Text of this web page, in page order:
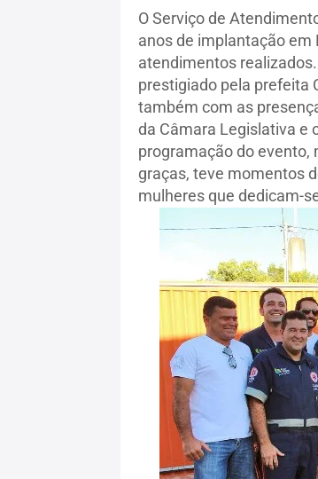
O Serviço de
anos de implantação em
atendimentos
prestigiado pela prefeita
também com as
da Câmara Legislativa e
programação do evento,
graças, teve momentos
mulheres que dedicam-